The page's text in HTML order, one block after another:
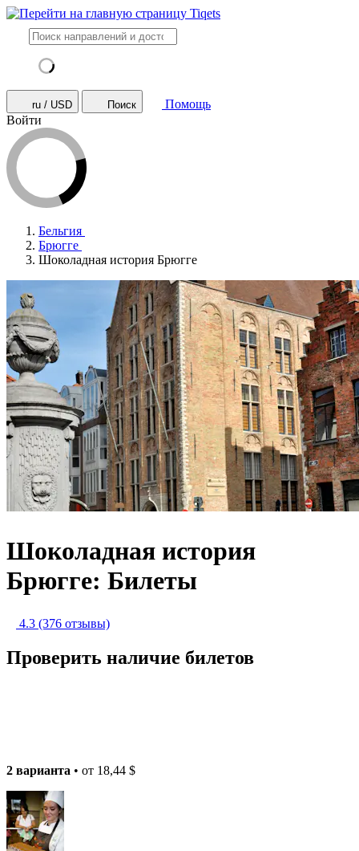
ru / USD Поиск
Помощь
Войти
Бельгия
Брюгге
Шоколадная история Брюгге
Шоколадная история
Брюгге: Билеты
4.3 (376 отзывы)
Проверить наличие билетов
2 варианта • от 18,44 $